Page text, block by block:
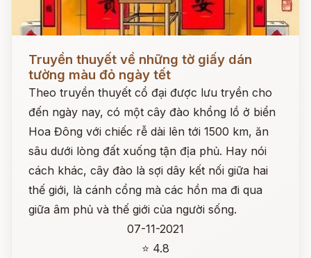
Đọc ngay
Truyền thuyết về những tờ giấy dán
tường màu đỏ ngày tết
Theo truyền thuyết cổ đại được lưu tryền cho
đến ngày nay, có một cây đào khổng lồ ở biển
Hoa Đông với chiếc rễ dài lên tới 1500 km, ăn
sâu dưới lòng đất xuống tận địa phủ. Hay nói
cách khác, cây đào là sợi dây kết nối giữa hai
thế giới, là cánh cổng mà các hồn ma đi qua
giữa âm phủ và thế giới của người sống.
07-11-2021
⭐ 4.8